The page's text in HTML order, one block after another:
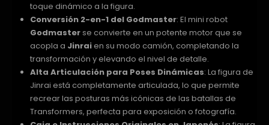
toque dinámico a la figura.
Conversión 2-en-1 del Godmaster: El mini robot
Godmasterse convierte en un potente motor que se
acopla a Jinraien su modo camión, completando la
transformación y elevando el nivel de detalle.
Alta Articulación para Poses Dinámicas: La figura de
Jinrai está completamente articulada, lo que permite
recrear las posturas más icónicas de las batallas de
Transformers, perfecta para exposición o fotografía.